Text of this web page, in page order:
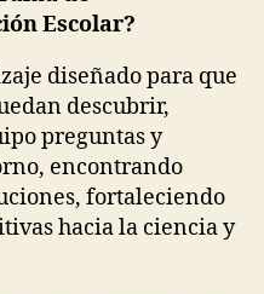
Escolar?
diseñado para que
descubrir,
preguntas y
encontrando
fortaleciendo
hacia la ciencia y